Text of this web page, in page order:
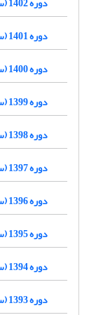
دوره 1401 (سال انتشار 1401)
دوره 1400 (سال انتشار 1400)
دوره 1399 (سال انتشار 1399)
دوره 1398 (سال انتشار 1399)
دوره 1397 (سال انتشار 1397)
دوره 1396 (سال انتشار 1397)
دوره 1395 (سال انتشار 1396)
دوره 1394 (سال انتشار 1395)
دوره 1393 (سال انتشار 1394)